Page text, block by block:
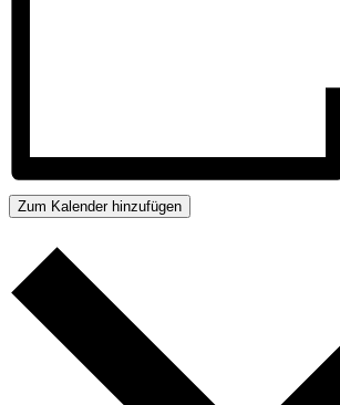
Zum Kalender hinzufügen